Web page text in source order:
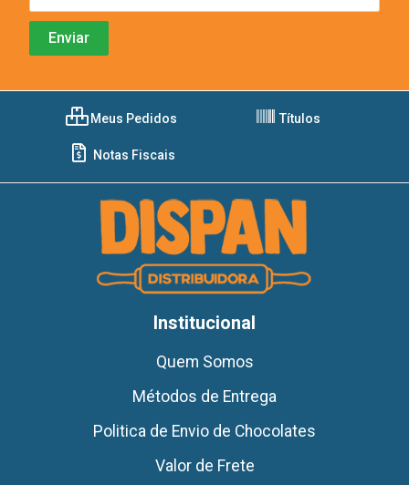
Meus Pedidos Títulos
Notas Fiscais
Institucional
Quem Somos
Métodos de Entrega
Politica de Envio de Chocolates
Valor de Frete